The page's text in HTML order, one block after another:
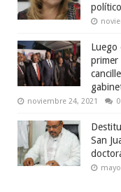
Luego
primer
noviembre 24, 2021 0
San